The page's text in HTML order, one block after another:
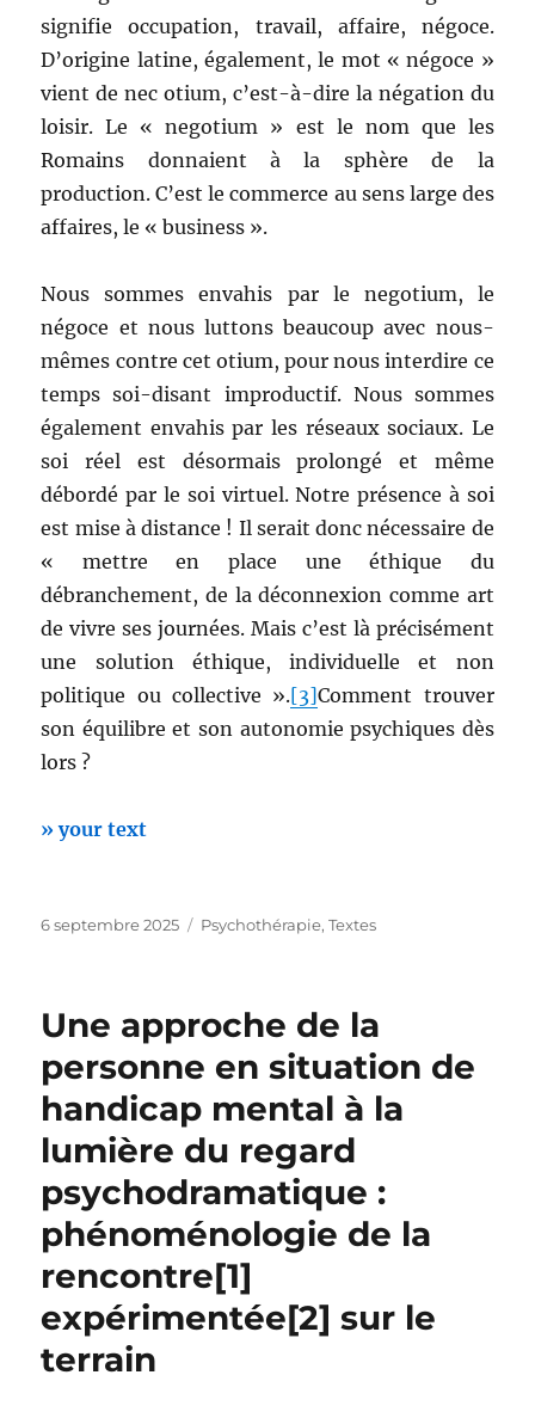
signifie occupation, travail, affaire, négoce.
D’origine latine, également, le mot « négoce »
vient de nec otium, c’est-à-dire la négation du
loisir. Le « negotium » est le nom que les
Romains donnaient à la sphère de la
production. C’est le commerce au sens large des
affaires, le « business ».
Nous sommes envahis par le negotium, le
négoce et nous luttons beaucoup avec nous-
mêmes contre cet otium, pour nous interdire ce
temps soi-disant improductif. Nous sommes
également envahis par les réseaux sociaux. Le
soi réel est désormais prolongé et même
débordé par le soi virtuel. Notre présence à soi
est mise à distance ! Il serait donc nécessaire de
« mettre en place une éthique du
débranchement, de la déconnexion comme art
de vivre ses journées. Mais c’est là précisément
une solution éthique, individuelle et non
politique ou collective ».[3]Comment trouver
son équilibre et son autonomie psychiques dès
lors ?
» your text
Publié
6 septembre 2025 Catégories
Psychothérapie,Textes
Une approche de la
personne en situation de
handicap mental à la
lumière du regard
psychodramatique :
phénoménologie de la
rencontre[1]
expérimentée[2] sur le
terrain